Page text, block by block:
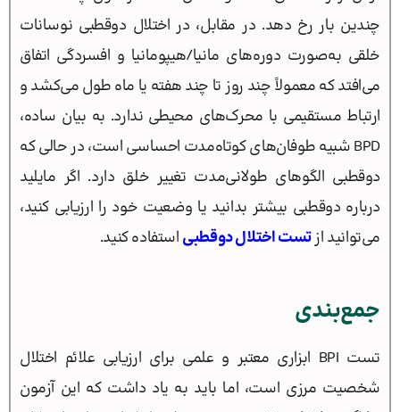
چندین بار رخ دهد. در مقابل، در اختلال دوقطبی نوسانات
خلقی به‌صورت دوره‌های مانیا/هیپومانیا و افسردگی اتفاق
می‌افتد که معمولاً چند روز تا چند هفته یا ماه طول می‌کشد و
ارتباط مستقیمی با محرک‌های محیطی ندارد. به بیان ساده،
BPD شبیه طوفان‌های کوتاه‌مدت احساسی است، در حالی که
دوقطبی الگوهای طولانی‌مدت تغییر خلق دارد. اگر مایلید
درباره دوقطبی بیشتر بدانید یا وضعیت خود را ارزیابی کنید،
می‌توانید ازتست اختلال دوقطبیاستفاده کنید.
جمع‌بندی
تست BPI ابزاری معتبر و علمی برای ارزیابی علائم اختلال
شخصیت مرزی است، اما باید به یاد داشت که این آزمون